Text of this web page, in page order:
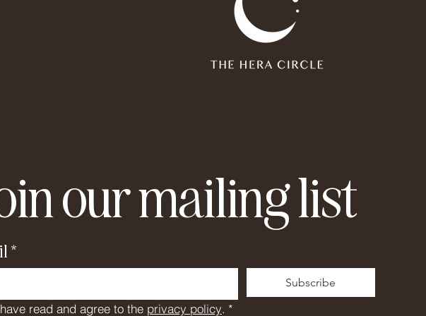
our mailing list
*
Subscribe
read and agree to the privacy policy. *